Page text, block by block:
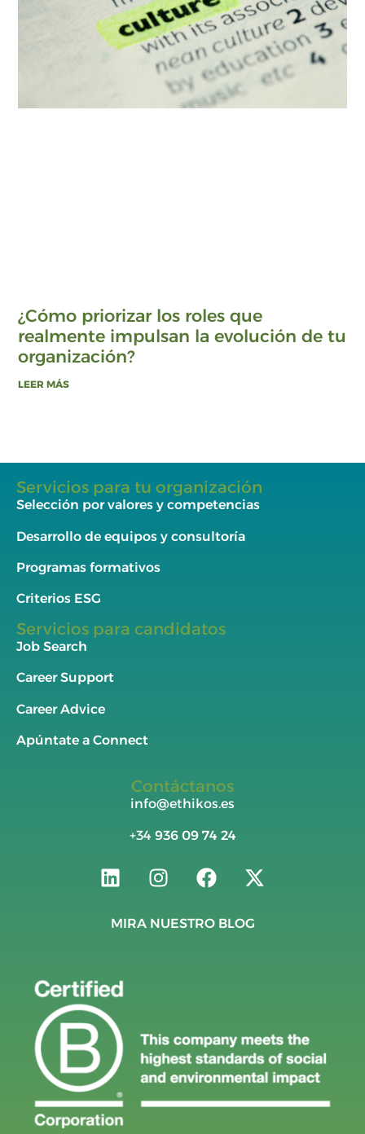
¿Cómo priorizar los roles que
realmente impulsan la evolución de tu
organización?
LEER MÁS
Servicios para tu organización
Selección por valores y competencias
Desarrollo de equipos y consultoría
Programas formativos
Criterios ESG
Servicios para candidatos
Job Search
Career Support
Career Advice
Apúntate a Connect
Contáctanos
info@ethikos.es
+34 936 09 74 24
MIRA NUESTRO BLOG